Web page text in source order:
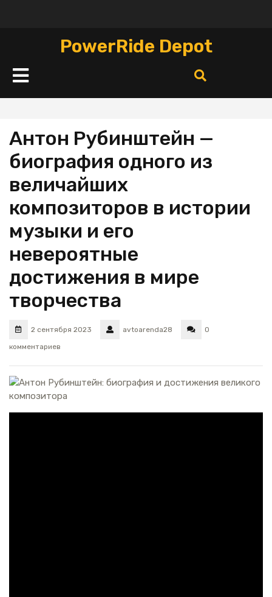
PowerRide Depot
Кнопка
Открыть
Антон Рубинштейн —
биография одного из
величайших
композиторов в истории
музыки и его
невероятные
достижения в мире
творчества
2 сентября 2023 avtoarenda28
0
комментариев